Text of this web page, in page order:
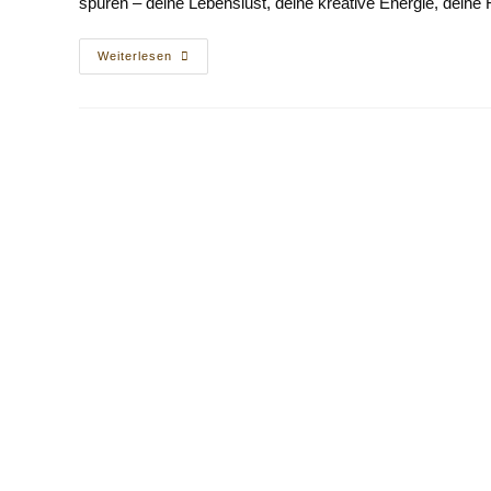
Weiterlesen
Beltane
Und